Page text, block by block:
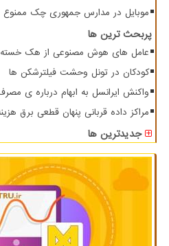
موبایل در مدارس جمهوری چک
پربحث ترین ها
عامل های هوش مصنوعی از هک خسته
کودکان در تونل وحشت فیلترشکن ها
واکنش ایرانسل به ابهام درباره ی
مراکز داده قربانی پنهان قطعی برق
جدیدترین ها